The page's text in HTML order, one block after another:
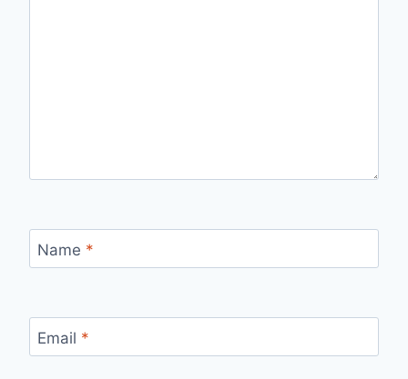
Name *
Email *